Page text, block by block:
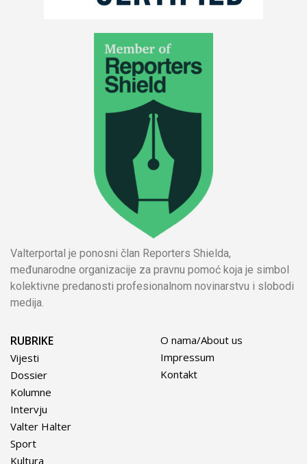
Valterportal je ponosni član Reporters Shielda,
međunarodne organizacije za pravnu pomoć koja je simbol
kolektivne predanosti profesionalnom novinarstvu i slobodi
medija.
RUBRIKE
Vijesti
Dossier
Kolumne
Intervju
Valter Halter
Sport
Kultura
O nama/About us
Impressum
Kontakt